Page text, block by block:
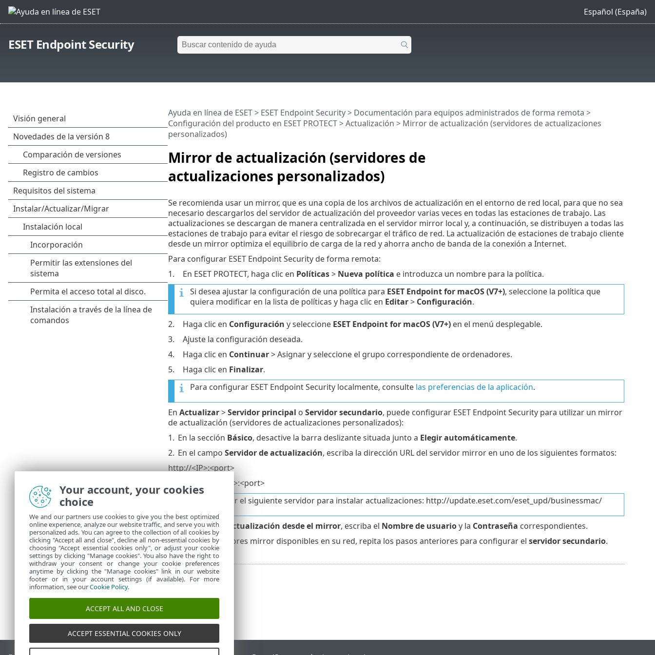
Español (España)
ESET Endpoint Security
Mirror de actualización (servidores de
actualizaciones personalizados)
Ayuda en línea de ESET> ESET Endpoint Security> Documentación para equipos administrados de forma remota >
Configuración del producto en ESET PROTECT>Actualización > Mirror de actualización (servidores de actualizaciones
personalizados)
Se recomienda usar un mirror, que es una copia de los archivos de actualización en el entorno de red local, para que no sea
necesario descargarlos del servidor de actualización del proveedor varias veces en todas las estaciones de trabajo. Las
actualizaciones se descargan de manera centralizada en el servidor mirror local y, a continuación, se distribuyen a todas las
estaciones de trabajo para evitar el riesgo de sobrecargar el tráfico de red. La actualización de estaciones de trabajo cliente
desde un mirror optimiza el equilibrio de carga de la red y ahorra ancho de banda de la conexión a Internet.
Para configurar ESET Endpoint Security de forma remota:
1.
En ESET PROTECT, haga clic en Políticas> Nueva política e introduzca un nombre para la política.
Si desea ajustar la configuración de una política para ESET Endpoint for macOS (V7+), seleccione la política que
quiera modificar en la lista de políticas y haga clic en Editar> Configuración.
2. Haga clic en Configuración y seleccione ESET Endpoint for macOS (V7+)en el menú desplegable.
3.
Ajuste la configuración deseada.
4.
Haga clic en Continuar> Asignar y seleccione el grupo correspondiente de ordenadores.
5.
Haga clic en Finalizar.
Para configurar ESET Endpoint Security localmente, consulte las preferencias de la aplicación.
En Actualizar>Servidor principal o Servidor secundario, puede configurar ESET Endpoint Security para utilizar un mirror
de actualización (servidores de actualizaciones personalizados):
1. En la sección Básico, desactive la barra deslizante situada junto a Elegir automáticamente.
2. En el campo Servidor de actualización, escriba la dirección URL del servidor mirror en uno de los siguientes formatos:
http://<IP>:<port>
http://<hostname>:<port>
Se debe usar el siguiente servidor para instalar actualizaciones: http://update.eset.com/eset_upd/businessmac/
3. En la sección Actualización desde el mirror, escriba el Nombre de usuarioy la Contraseña correspondientes.
Si hay más servidores mirror disponibles en su red, repita los pasos anteriores para configurar el servidor secundario.
Your account, your cookies
choice
We and our partners use cookies to give you the best optimized
online experience, analyze our website traffic, and serve you with
personalized ads. You can agree to the collection of all cookies by
clicking "Accept all and close", decline all non-essential cookies by
choosing "Accept essential cookies only", or adjust your cookie
settings by clicking "Manage cookies". You also have the right to
withdraw your consent or change your cookie preferences
anytime by clicking the "Manage cookies" link in our website
footer or in your account settings (if available). For more
information, see ourCookie Policy.
ACCEPT ALL AND CLOSE
ACCEPT ESSENTIAL COOKIES ONLY